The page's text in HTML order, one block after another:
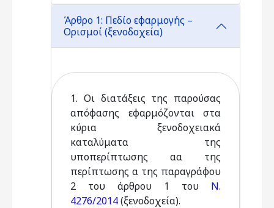
Άρθρο 1: Πεδίο εφαρμογής –
Ορισμοί (ξενοδοχεία)
1. Οι διατάξεις της παρούσας
απόφασης εφαρμόζονται στα
κύρια ξενοδοχειακά
καταλύματα της
υποπερίπτωσης αα της
περίπτωσης α της παραγράφου
2 του άρθρου 1 του Ν.
4276/2014(ξενοδοχεία).